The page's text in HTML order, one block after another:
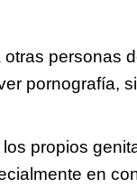
personas
pornografía,
propios
en